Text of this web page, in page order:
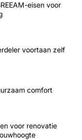
eisen voor
voortaan zelf
comfort
voor renovatie